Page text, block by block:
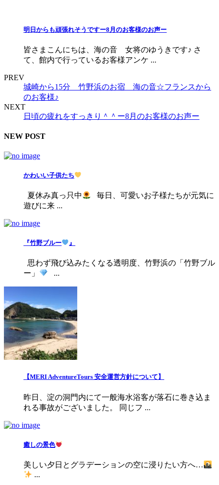
明日からも頑張れそうですー8月のお客様のお声ー
皆さまこんにちは、海の音 女将のゆうきです♪ さ
て、館内で行っているお客様アンケ ...
PREV
城崎から15分 竹野浜のお宿 海の音☆フランスから
のお客様♪
NEXT
日頃の疲れをすっきり＾＾ー8月のお客様のお声ー
NEW POST
かわいい子供たち
夏休み真っ只中
毎日、可愛いお子様たちが元気に
遊びに来 ...
『竹野ブルー 』
思わず飛び込みたくなる透明度、竹野浜の「竹野ブル
ー」
...
【MERI AdventureTours 安全運営方針について】
昨日、淀の洞門内にて一般海水浴客が落石に巻き込ま
れる事故がございました。 同じフ ...
癒しの景色
美しい夕日とグラデーションの空に浸りたい方へ…
...